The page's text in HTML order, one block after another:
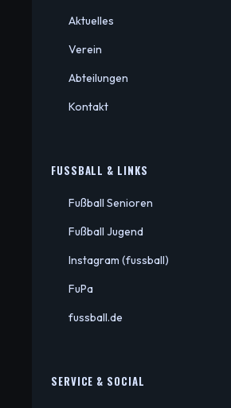
Aktuelles
Verein
Abteilungen
Kontakt
FUSSBALL & LINKS
Fußball Senioren
Fußball Jugend
Instagram (fussball)
FuPa
fussball.de
SERVICE & SOCIAL